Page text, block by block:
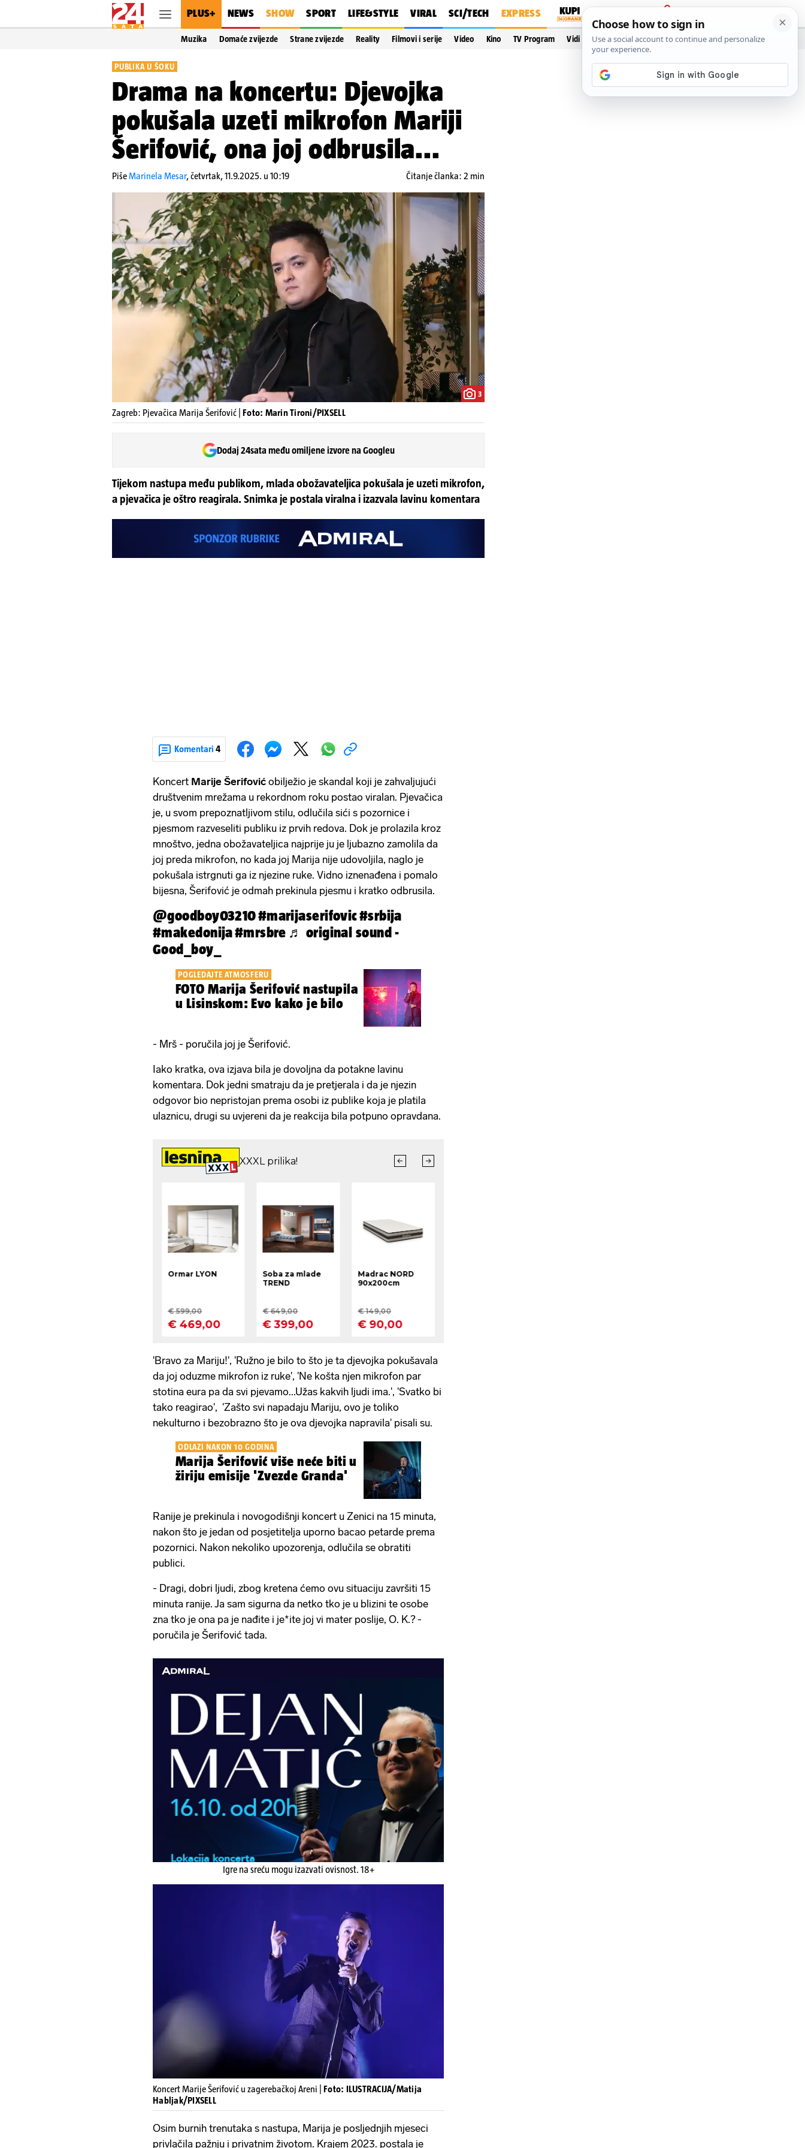
PLUS+ NEWS SHOW SPORT LIFE&STYLE VIRAL SCI/TECH EXPRESS
PRIJAVA
Muzika Domaće zvijezde Strane zvijezde Reality Filmovi i serije Video Kino TV Program Vidi još…
PUBLIKA U ŠOKU
Drama na koncertu: Djevojka
pokušala uzeti mikrofon Mariji
Šerifović, ona joj odbrusila...
PišeMarinela Mesar,četvrtak, 11.9.2025. u 10:19 Čitanje članka: 2 min
3
Zagreb: Pjevačica Marija Šerifović | Foto: Marin Tironi/PIXSELL
Dodaj 24sata među omiljene izvore na Googleu
Tijekom nastupa među publikom, mlada obožavateljica pokušala je uzeti mikrofon,
a pjevačica je oštro reagirala. Snimka je postala viralna i izazvala lavinu komentara
Komentari 4
Koncert Marije Šerifović obilježio je skandal koji je zahvaljujući
društvenim mrežama u rekordnom roku postao viralan. Pjevačica
je, u svom prepoznatljivom stilu, odlučila sići s pozornice i
pjesmom razveseliti publiku iz prvih redova. Dok je prolazila kroz
mnoštvo, jedna obožavateljica najprije ju je ljubazno zamolila da
joj preda mikrofon, no kada joj Marija nije udovoljila, naglo je
pokušala istrgnuti ga iz njezine ruke. Vidno iznenađena i pomalo
bijesna, Šerifović je odmah prekinula pjesmu i kratko odbrusila.
@goodboy03210#marijaserifovic#srbija
#makedonija#mrsbre ♬ original sound -
Good_boy_
POGLEDAJTE ATMOSFERU
FOTO Marija Šerifović nastupila
u Lisinskom: Evo kako je bilo
- Mrš - poručila joj je Šerifović.
Iako kratka, ova izjava bila je dovoljna da potakne lavinu
komentara. Dok jedni smatraju da je pretjerala i da je njezin
odgovor bio nepristojan prema osobi iz publike koja je platila
ulaznicu, drugi su uvjereni da je reakcija bila potpuno opravdana.
'Bravo za Mariju!', 'Ružno je bilo to što je ta djevojka pokušavala
da joj oduzme mikrofon iz ruke', 'Ne košta njen mikrofon par
stotina eura pa da svi pjevamo...Užas kakvih ljudi ima.', 'Svatko bi
tako reagirao', 'Zašto svi napadaju Mariju, ovo je toliko
nekulturno i bezobrazno što je ova djevojka napravila' pisali su.
ODLAZI NAKON 10 GODINA
Marija Šerifović više neće biti u
žiriju emisije 'Zvezde Granda'
Ranije je prekinula i novogodišnji koncert u Zenici na 15 minuta,
nakon što je jedan od posjetitelja uporno bacao petarde prema
pozornici. Nakon nekoliko upozorenja, odlučila se obratiti
publici.
- Dragi, dobri ljudi, zbog kretena ćemo ovu situaciju završiti 15
minuta ranije. Ja sam sigurna da netko tko je u blizini te osobe
zna tko je ona pa je nađite i je*ite joj vi mater poslije, O. K.? -
poručila je Šerifović tada.
Igre na sreću mogu izazvati ovisnost. 18+
Koncert Marije Šerifović u zagerebačkoj Areni | Foto: ILUSTRACIJA/Matija
Habljak/PIXSELL
Osim burnih trenutaka s nastupa, Marija je posljednjih mjeseci
privlačila pažnju i privatnim životom. Krajem 2023. postala je